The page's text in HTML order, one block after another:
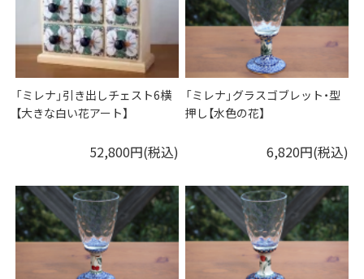
「ミレナ」引き出しチェスト6横
【大きな白い花アート】
52,800円(税込)
「ミレナ」グラスゴブレット・型
押し【水色の花】
6,820円(税込)